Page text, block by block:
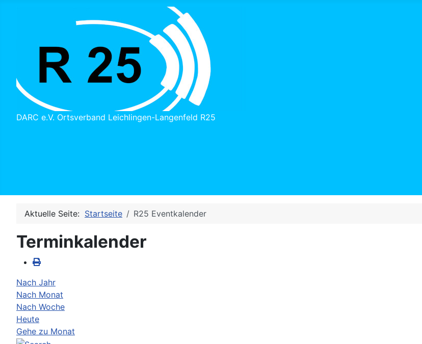
DARC e.V. Ortsverband Leichlingen-Langenfeld R25
Aktuelle Seite: Startseite R25 Eventkalender
Terminkalender
Nach Jahr
Nach Monat
Nach Woche
Heute
Gehe zu Monat